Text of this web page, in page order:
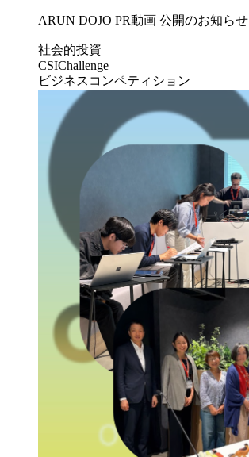
ARUN DOJO PR動画 公開のお知らせ
社会的投資
CSIChallenge
ビジネスコンペティション